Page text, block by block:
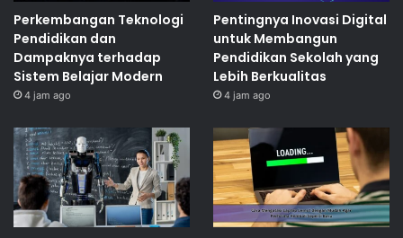
Perkembangan Teknologi
Pendidikan dan
Dampaknya terhadap
Sistem Belajar Modern
4 jam ago
Pentingnya Inovasi Digital
untuk Membangun
Pendidikan Sekolah yang
Lebih Berkualitas
4 jam ago